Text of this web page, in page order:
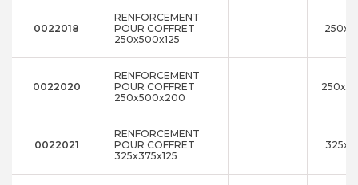
0022018
RENFORCEMENT
POUR COFFRET
250x500x125
0022020
RENFORCEMENT
POUR COFFRET
250x500x200
0022021
RENFORCEMENT
POUR COFFRET
325x375x125